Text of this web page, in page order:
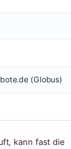
(Globus)
kann fast die